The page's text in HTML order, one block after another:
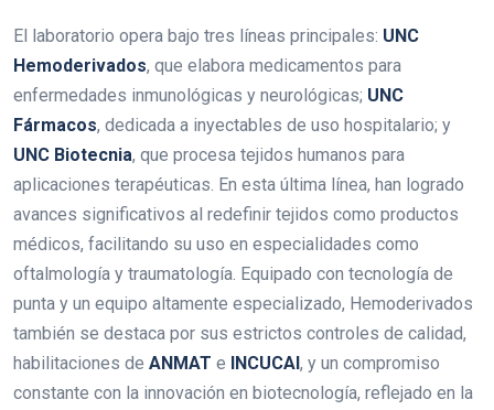
El laboratorio opera bajo tres líneas principales: UNC
Hemoderivados, que elabora medicamentos para
enfermedades inmunológicas y neurológicas; UNC
Fármacos, dedicada a inyectables de uso hospitalario; y
UNC Biotecnia, que procesa tejidos humanos para
aplicaciones terapéuticas. En esta última línea, han logrado
avances significativos al redefinir tejidos como productos
médicos, facilitando su uso en especialidades como
oftalmología y traumatología. Equipado con tecnología de
punta y un equipo altamente especializado, Hemoderivados
también se destaca por sus estrictos controles de calidad,
habilitaciones de ANMAT e INCUCAI, y un compromiso
constante con la innovación en biotecnología, reflejado en la